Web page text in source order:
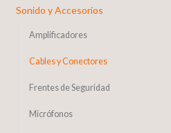
Sonido y Accesorios
Amplificadores
Cables y Conectores
Frentes de Seguridad
Micrófonos